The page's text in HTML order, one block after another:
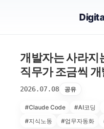
개발자는 사라지
직무가 조금씩
2026.07.08 공유
#Claude Code #AI코딩
#지식노동
#업무자동화